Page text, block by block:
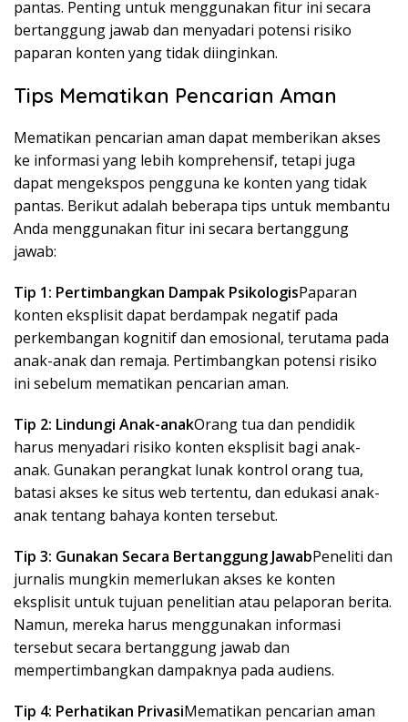
pantas. Penting untuk menggunakan fitur ini secara
bertanggung jawab dan menyadari potensi risiko
paparan konten yang tidak diinginkan.
Tips Mematikan Pencarian Aman
Mematikan pencarian aman dapat memberikan akses
ke informasi yang lebih komprehensif, tetapi juga
dapat mengekspos pengguna ke konten yang tidak
pantas. Berikut adalah beberapa tips untuk membantu
Anda menggunakan fitur ini secara bertanggung
jawab:
Tip 1: Pertimbangkan Dampak PsikologisPaparan
konten eksplisit dapat berdampak negatif pada
perkembangan kognitif dan emosional, terutama pada
anak-anak dan remaja. Pertimbangkan potensi risiko
ini sebelum mematikan pencarian aman.
Tip 2: Lindungi Anak-anakOrang tua dan pendidik
harus menyadari risiko konten eksplisit bagi anak-
anak. Gunakan perangkat lunak kontrol orang tua,
batasi akses ke situs web tertentu, dan edukasi anak-
anak tentang bahaya konten tersebut.
Tip 3: Gunakan Secara Bertanggung JawabPeneliti dan
jurnalis mungkin memerlukan akses ke konten
eksplisit untuk tujuan penelitian atau pelaporan berita.
Namun, mereka harus menggunakan informasi
tersebut secara bertanggung jawab dan
mempertimbangkan dampaknya pada audiens.
Tip 4: Perhatikan PrivasiMematikan pencarian aman